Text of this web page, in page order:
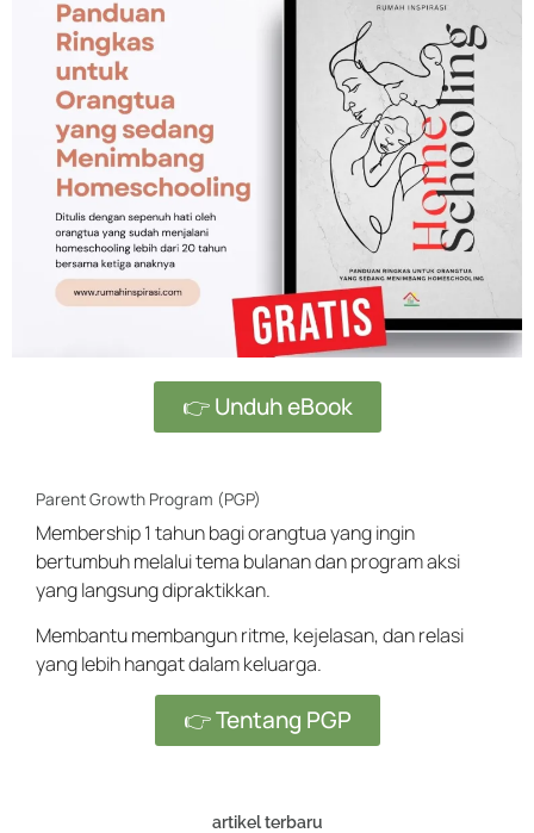
👉 Unduh eBook
Parent Growth Program (PGP)
Membership 1 tahun bagi orangtua yang ingin
bertumbuh melalui tema bulanan dan program aksi
yang langsung dipraktikkan.
Membantu membangun ritme, kejelasan, dan relasi
yang lebih hangat dalam keluarga.
👉 Tentang PGP
artikel terbaru